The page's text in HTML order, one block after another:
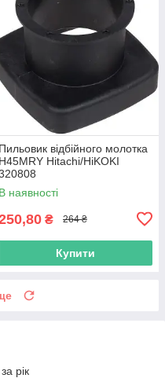
Пильовик відбійного молотка
H45MRY Hitachi/HiKOKI
В наявності
₴ 264 ₴
Купити
рік